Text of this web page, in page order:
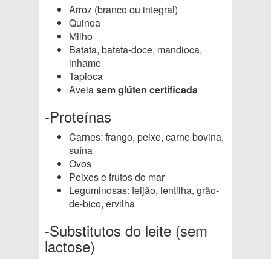
Arroz (branco ou integral)
Quinoa
Milho
Batata, batata-doce, mandioca,
inhame
Tapioca
Aveiasem glúten certificada
-Proteínas
Carnes: frango, peixe, carne bovina,
suína
Ovos
Peixes e frutos do mar
Leguminosas: feijão, lentilha, grão-
de-bico, ervilha
-Substitutos do leite (sem
lactose)